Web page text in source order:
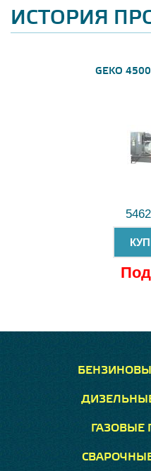
ИСТОРИЯ
GEKO
Под
ГАЗОВЫЕ